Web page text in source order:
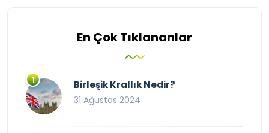
En Çok Tıklananlar
Birleşik Krallık Nedir?
31 Ağustos 2024